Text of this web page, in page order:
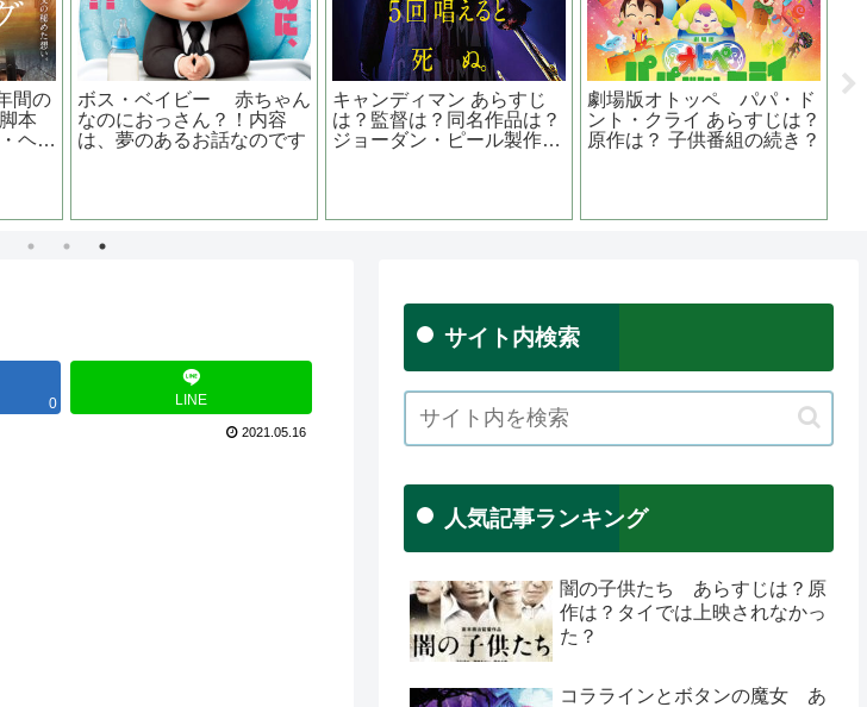
ちゃん
内容
のです
キャンディマン あらすじ
は？監督は？同名作品は？
ジョーダン・ピール製作脚
劇場版オトッペ パパ・ド
ント・クライ あらすじは？
原作は？ 子供番組の続き？
宇宙戦争 あらすじは？原
作は？？トライポッドって
地球に来た宇宙人の名前？
0 LINE
2021.05.16
サイト内検索
人気記事ランキング
闇の子供たち あらすじは？原
作は？タイでは上映されなかっ
た？
コララインとボタンの魔女 あ